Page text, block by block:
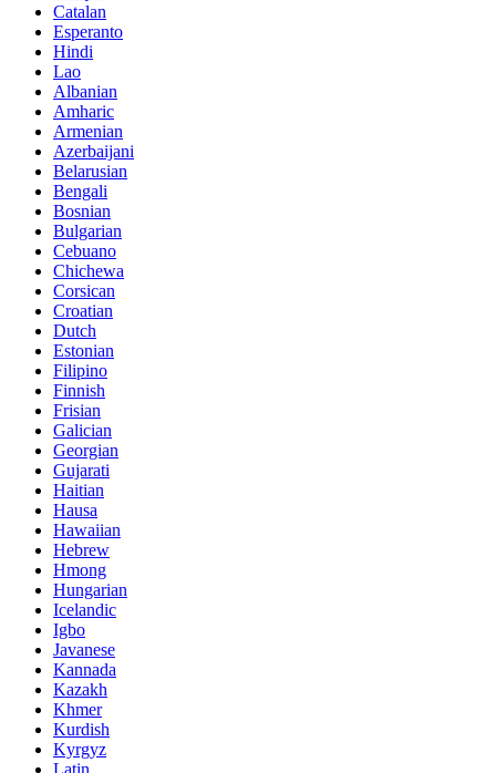
Catalan
Esperanto
Hindi
Lao
Albanian
Amharic
Armenian
Azerbaijani
Belarusian
Bengali
Bosnian
Bulgarian
Cebuano
Chichewa
Corsican
Croatian
Dutch
Estonian
Filipino
Finnish
Frisian
Galician
Georgian
Gujarati
Haitian
Hausa
Hawaiian
Hebrew
Hmong
Hungarian
Icelandic
Igbo
Javanese
Kannada
Kazakh
Khmer
Kurdish
Kyrgyz
Latin